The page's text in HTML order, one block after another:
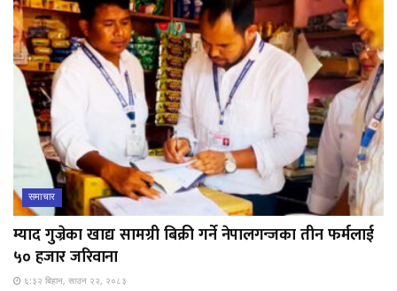
समाचार
म्याद गुज्रेका खाद्य सामग्री बिक्री गर्ने नेपालगन्जका तीन फर्मलाई
५० हजार जरिवाना
६:३२ बिहान, साउन २२, २०८३